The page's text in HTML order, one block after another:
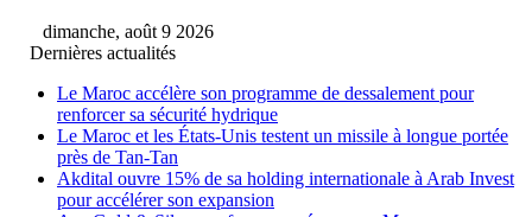
dimanche, août 9 2026
Dernières actualités
Le Maroc accélère son programme de dessalement pour
renforcer sa sécurité hydrique
Le Maroc et les États-Unis testent un missile à longue portée
près de Tan-Tan
Akdital ouvre 15% de sa holding internationale à Arab Invest
pour accélérer son expansion